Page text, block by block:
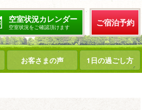
空室状況カレンダー
空室状況をご確認頂けます ご宿泊予約
お客さまの声 1日の過ごし方